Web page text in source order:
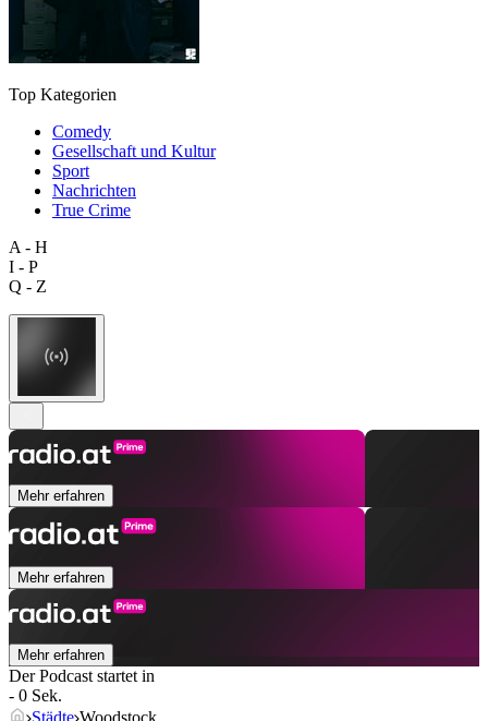
Top Kategorien
Comedy
Gesellschaft und Kultur
Sport
Nachrichten
True Crime
A - H
I - P
Q - Z
Mehr erfahren
Mehr erfahren
Mehr erfahren
Der Podcast startet in
- 0 Sek.